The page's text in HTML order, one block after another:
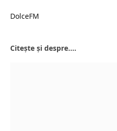
DolceFM
Citește și despre....